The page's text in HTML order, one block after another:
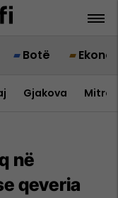
Botë
Gjakova
në
qeveria